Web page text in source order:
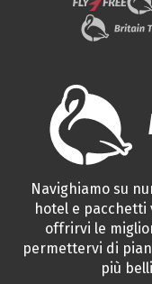
Navighiamo su
hotel e pacchetti
offrirvi le
permettervi di
più